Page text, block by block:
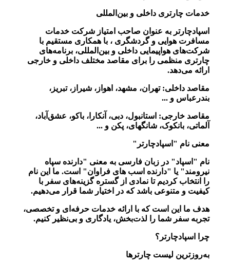
خدمات چارتری داخلی و بین‌المللی
اسپادچارتر به عنوان صاحب امتیاز شرکت خدمات
مسافرت هوایی و گردشگری ، با همکاری مستقیم با
شرکت‌های هواپیمایی داخلی و بین‌المللی، برنامه‌های
چارتری منظمی را برای مقاصد مختلف داخلی و خارجی
ارائه می‌دهد.
مقاصد داخلی: تهران، مشهد، اهواز، شیراز، تبریز،
بندرعباس و ...
مقاصد خارجی: استانبول، دبی، آنکارا، باکو، عشق‌آباد،
آلماتی، بانکوک، شانگهای، پکن و ...
معنی نام "اسپادچارتر"
نام "اسپاد" در زبان فارسی به معنی "دارنده سپاه
نیرومند" یا "دارنده اسب های فراوان" است. ما این نام
را انتخاب کردیم تا نمادی ازگستره گزینه‌های سفر با
کیفیت و متنوعی باشد که در اختیار شما قرار می‌دهیم.
هدف ما این است که با ارائه خدمات حرفه‌ای و تخصصی،
تجربه سفر شما را لذت‌بخش، یادگاری و بی‌نظیر کنیم.
چرا اسپادچارتر؟
به‌روزترین لیست چارترها